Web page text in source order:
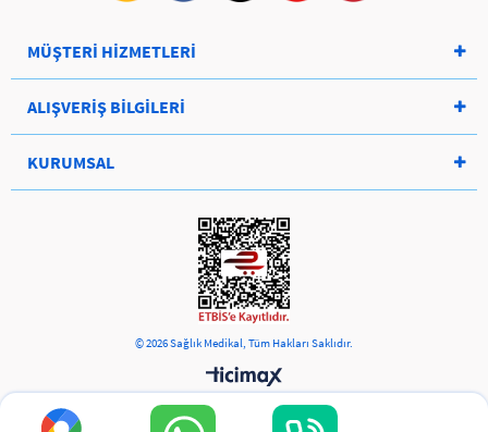
MÜŞTERİ HİZMETLERİ
ALIŞVERİŞ BİLGİLERİ
KURUMSAL
© 2026 Sağlık Medikal, Tüm Hakları Saklıdır.